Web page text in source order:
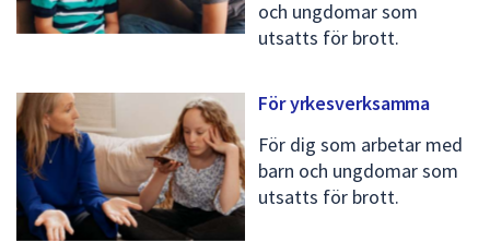
och ungdomar som
utsatts för brott.
För yrkesverksamma
För dig som arbetar med
barn och ungdomar som
utsatts för brott.